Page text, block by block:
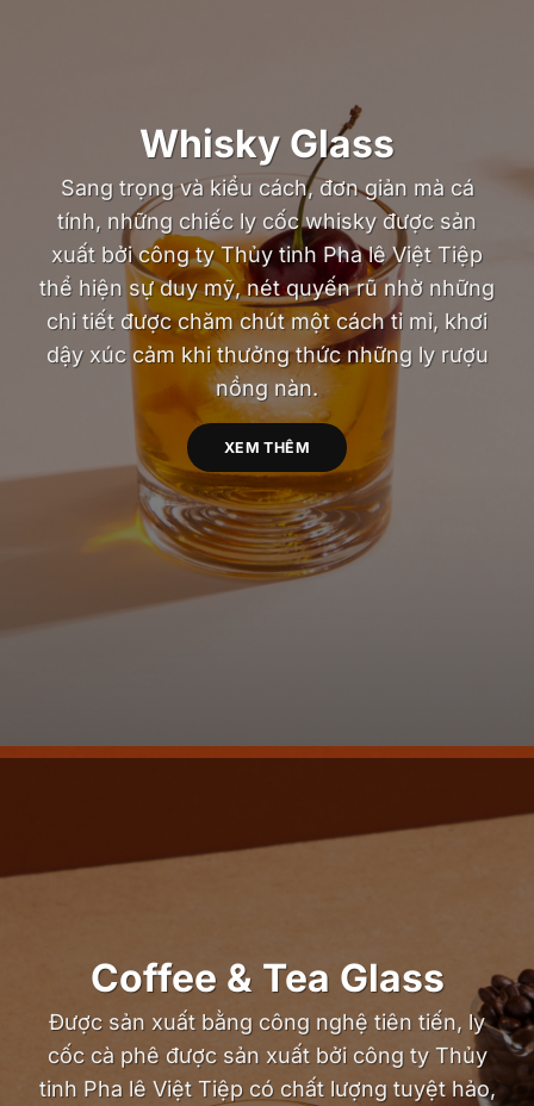
Whisky Glass
Sang trọng và kiểu cách, đơn giản mà cá
tính, những chiếc ly cốc whisky được sản
xuất bởi công ty Thủy tinh Pha lê Việt Tiệp
thể hiện sự duy mỹ, nét quyến rũ nhờ những
chi tiết được chăm chút một cách tỉ mỉ, khơi
dậy xúc cảm khi thưởng thức những ly rượu
nồng nàn.
XEM THÊM
Coffee & Tea Glass
Được sản xuất bằng công nghệ tiên tiến, ly
cốc cà phê được sản xuất bởi công ty Thủy
tinh Pha lê Việt Tiệp có chất lượng tuyệt hảo,